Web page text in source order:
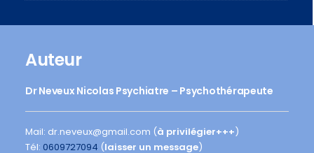
Auteur
Dr Neveux Nicolas Psychiatre – Psychothérapeute
Mail: dr.neveux@gmail.com (à privilégier+++)
Tél: 0609727094 (laisser un message)